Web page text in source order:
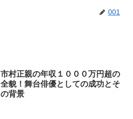
001
市村正親の年収１０００万円超の
全貌！舞台俳優としての成功とそ
の背景